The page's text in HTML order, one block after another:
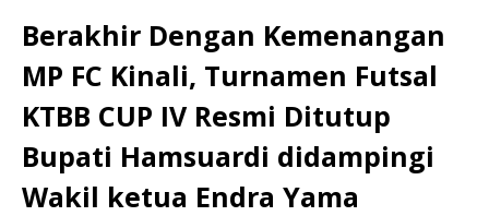
Berakhir Dengan Kemenangan
MP FC Kinali, Turnamen Futsal
KTBB CUP IV Resmi Ditutup
Bupati Hamsuardi didampingi
Wakil ketua Endra Yama